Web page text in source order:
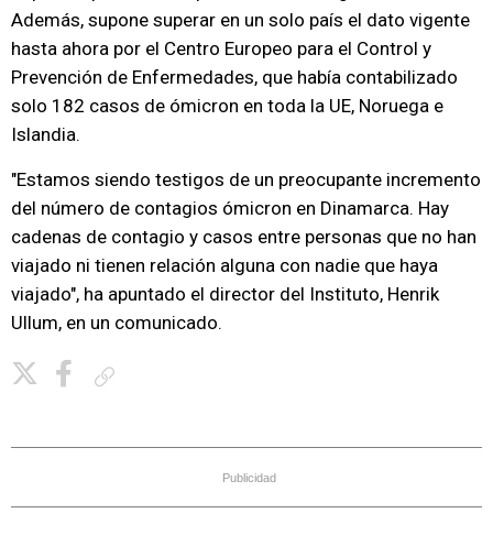
Además, supone superar en un solo país el dato vigente
hasta ahora por el Centro Europeo para el Control y
Prevención de Enfermedades, que había contabilizado
solo 182 casos de ómicron en toda la UE, Noruega e
Islandia.
"Estamos siendo testigos de un preocupante incremento
del número de contagios ómicron en Dinamarca. Hay
cadenas de contagio y casos entre personas que no han
viajado ni tienen relación alguna con nadie que haya
viajado", ha apuntado el director del Instituto, Henrik
Ullum, en un comunicado.
Publicidad